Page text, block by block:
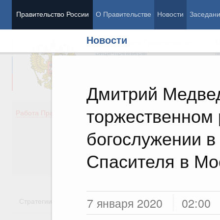
Правительство России О Правительстве Новости
Новости
Дмитрий
торжественном
богослужении
Спасителя в
7 января 2020 02:00
Председатель Правительства
Вице-премьеры
Работа Правительства
Демография
Здоровье
Культура
Государство
Стратегии Государственные программы